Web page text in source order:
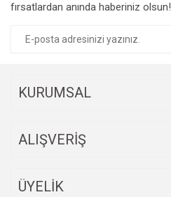
fırsatlardan anında haberiniz olsun!
KURUMSAL
ALIŞVERİŞ
ÜYELİK